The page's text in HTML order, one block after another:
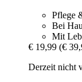
Pflege
Bei
Mit
€ 19,99 (€
Derzeit nicht